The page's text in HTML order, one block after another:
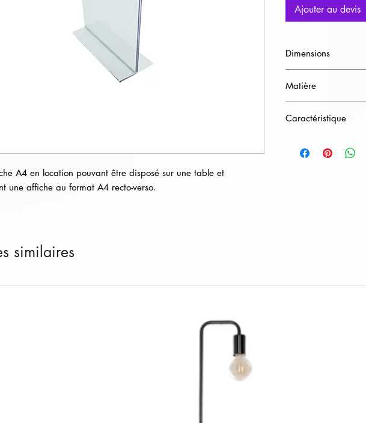
A4 en location pouvant être disposé sur une table et
une affiche au format A4 recto-verso.
Ajouter au devis
Dimensions
Matière
Caractéristique
similaires